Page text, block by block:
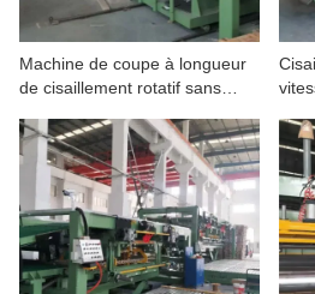
CONTACTEZ NOUS
À PROPOS DE NOUS
Machine de coupe à longueur
de cisaillement rotatif sans